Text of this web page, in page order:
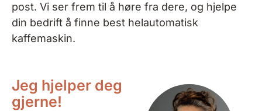
post. Vi ser frem til å høre fra dere, og hjelpe
din bedrift å finne best helautomatisk
kaffemaskin.
Jeg hjelper deg
gjerne!